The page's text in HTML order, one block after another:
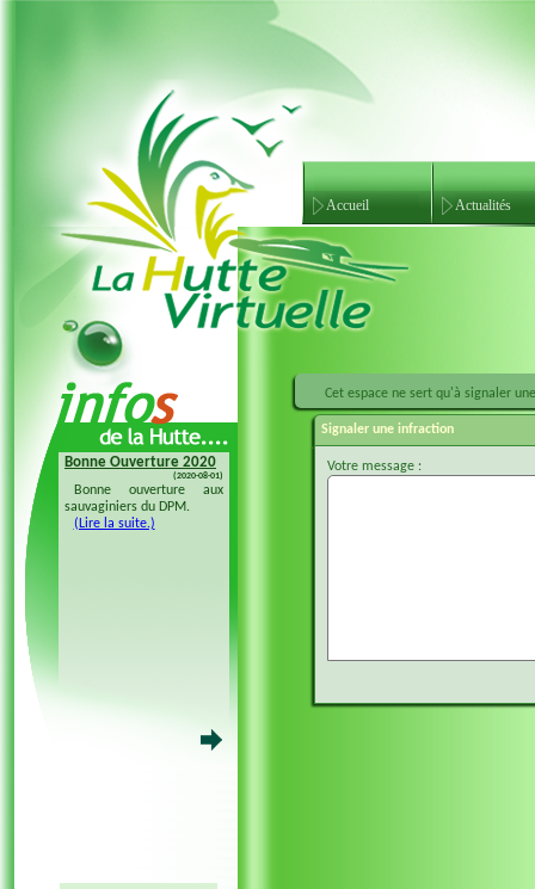
Accueil Actualités
Bonne Ouverture 2020
(2020-08-01)
Bonne ouverture aux
sauvaginiers du DPM.
(Lire la suite.)
Bonne Ouverture 2018
(2018-08-04)
Cet espace ne sert qu'à signaler
Signaler une infraction
Votre message :